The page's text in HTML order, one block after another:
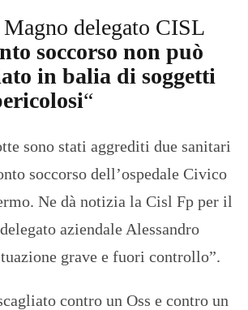
delegato CISL
soccorso non può
in balia di soggetti
“
sono stati aggrediti due sanitari
soccorso dell’ospedale Civico
Ne dà notizia la Cisl Fp per il
aziendale Alessandro
grave e fuori controllo”.
contro un Oss e contro un